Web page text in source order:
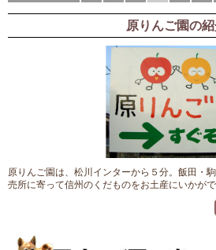
原りんご園の
原りんご園は、松川インターから５分。飯田・
売所に寄って信州のくだものをお土産にいかがで